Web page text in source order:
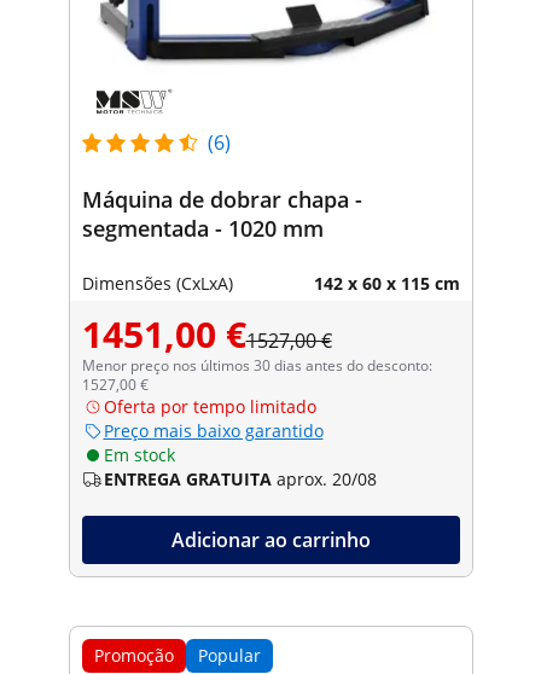
(6)
Máquina de dobrar chapa -
segmentada - 1020 mm
Dimensões (CxLxA) 142 x 60 x 115 cm
1451,00 €1527,00 €
Menor preço nos últimos 30 dias antes do desconto:
1527,00 €
Oferta por tempo limitado
Preço mais baixo garantido
Em stock
ENTREGA GRATUITA aprox. 20/08
Adicionar ao carrinho
Promoção Popular